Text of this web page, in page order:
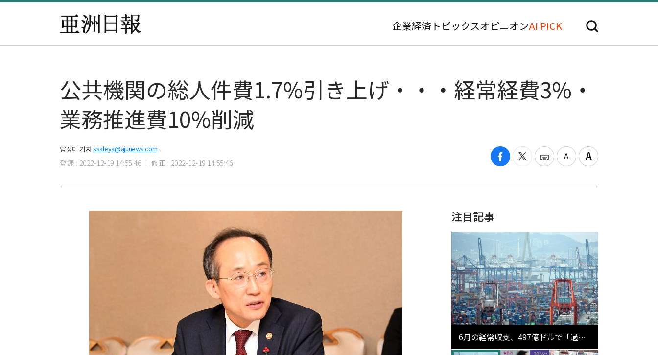
企業経済 トピックスオピニオンAI PICK
公共機関の総人件費1.7%引き上げ・・・経常経費3%・
業務推進費10%削減
양정미 기자ssaleya@ajunews.com
登録 : 2022-12-19 14:55:46 修正 : 2022-12-19 14:55:46
注目記事
6月の経常収支、497億ドルで「過去